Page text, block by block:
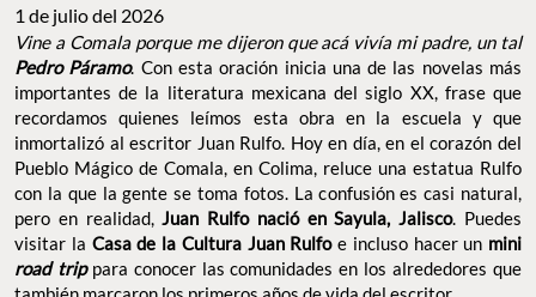
1 de julio del 2026
Vine a Comala porque me dijeron que acá vivía mi padre, un tal
Pedro Páramo. Con esta oración inicia una de las novelas más
importantes de la literatura mexicana del siglo XX, frase que
recordamos quienes leímos esta obra en la escuela y que
inmortalizó al escritor Juan Rulfo. Hoy en día, en el corazón del
Pueblo Mágico de Comala, en Colima, reluce una estatua Rulfo
con la que la gente se toma fotos. La confusión es casi natural,
pero en realidad,Juan Rulfo nació en Sayula, Jalisco. Puedes
visitar la Casa de la Cultura Juan Rulfoe incluso hacer un mini
road trippara conocer las comunidades en los alrededores que